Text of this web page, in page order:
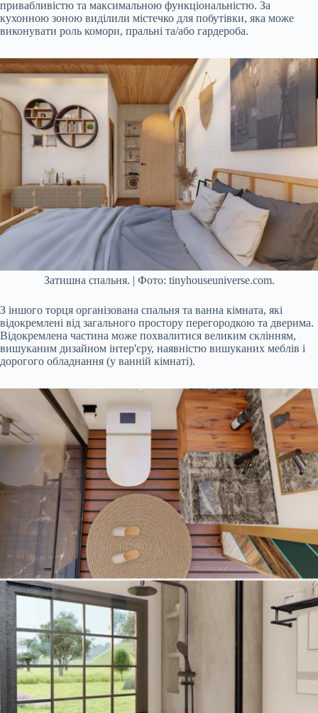
привабливістю та максимальною функціональністю. За
кухонною зоною виділили містечко для побутівки, яка може
виконувати роль комори, пральні та/або гардероба.
Затишна спальня. | Фото: tinyhouseuniverse.com.
З іншого торця організована спальня та ванна кімната, які
відокремлені від загального простору перегородкою та дверима.
Відокремлена частина може похвалитися великим склінням,
вишуканим дизайном інтер'єру, наявністю вишуканих меблів і
дорогого обладнання (у ванній кімнаті).